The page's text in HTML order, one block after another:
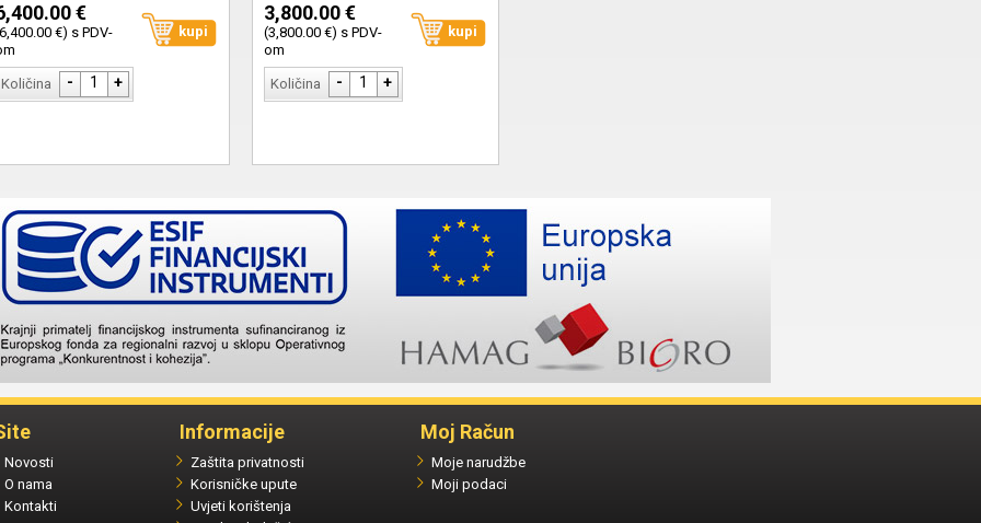
€
€) s PDV-
Količina - 1 +
kupi
3,800.00 €
(3,800.00 €) s PDV-
om
Količina - 1 +
kupi
Novosti
O nama
Kontakti
Informacije
Zaštita privatnosti
Korisničke upute
Uvjeti korištenja
Moj Račun
Moje narudžbe
Moji podaci